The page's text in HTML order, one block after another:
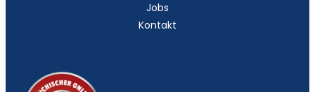
Jobs
Kontakt